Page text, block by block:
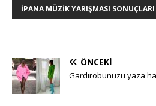
IPANA MÜZIK YARIŞMASI SONUÇLARI
ÖNCEKI
Gardırobunuzu yaza